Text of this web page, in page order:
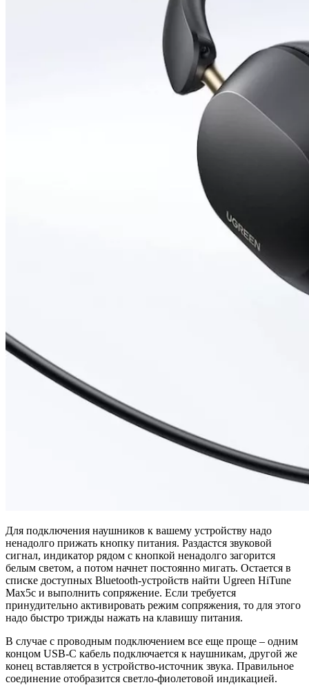
Для подключения наушников к вашему устройству надо
ненадолго прижать кнопку питания. Раздастся звуковой
сигнал, индикатор рядом с кнопкой ненадолго загорится
белым светом, а потом начнет постоянно мигать. Остается в
списке доступных Bluetooth-устройств найти Ugreen HiTune
Max5c и выполнить сопряжение. Если требуется
принудительно активировать режим сопряжения, то для этого
надо быстро трижды нажать на клавишу питания.
В случае с проводным подключением все еще проще – одним
концом USB-C кабель подключается к наушникам, другой же
конец вставляется в устройство-источник звука. Правильное
соединение отобразится светло-фиолетовой индикацией.